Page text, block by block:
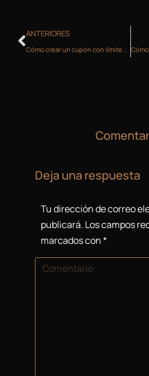
ANTERIORES
Cómo crear un cupón con límite de uso por usuario en WooCommerce
Deja una respuesta
Tu dirección de correo
publicará. Los campos
marcados con*
Comentario